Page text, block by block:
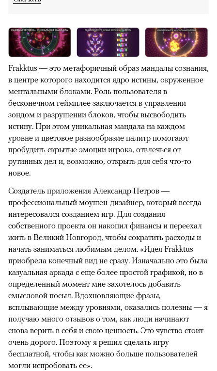
Frakktus — это метафоричный образ мандалы сознания,
в центре которого находится ядро истины, окруженное
ментальными блоками. Роль пользователя в
бесконечном геймплее заключается в управлении
зондом и разрушении блоков, чтобы высвободить
истину. При этом уникальная мандала на каждом
уровне и цветовое разнообразие палитр помогают
пробудить скрытые эмоции игрока, отвлечься от
рутинных дел и, возможно, открыть для себя что-то
новое.
Создатель приложения Александр Петров —
профессиональный моушен-дизайнер, который всегда
интересовался созданием игр. Для создания
собственного проекта он накопил финансы и переехал
жить в Великий Новгород, чтобы сократить расходы и
начать заниматься любимым делом. «Идея Frakktus
приобрела конечный вид не сразу. Изначально это была
казуальная аркада с еще более простой графикой, но в
определенный момент мне захотелось добавить
смысловой посыл. Вдохновляющие фразы,
всплывающие между уровнями, оказались полезны — я
получаю много отзывов о том, как люди начинают
снова верить в себя и свою ценность. Это чувство стоит
очень дорого. Поэтому я решил сделать игру
бесплатной, чтобы как можно больше пользователей
могли испробовать ее».